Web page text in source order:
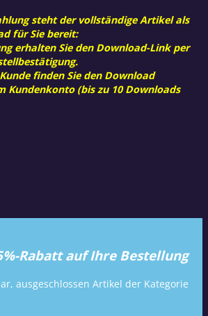
steht der vollständige Artikel als
für Sie bereit:
erhalten Sie den Download-Link per
finden Sie den Download
Kundenkonto (bis zu 10 Downloads
Rabatt auf Ihre Bestellung
ausgeschlossen Artikel der Kategorie